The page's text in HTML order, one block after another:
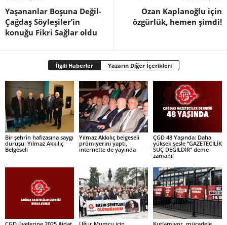
Yaşananlar Boşuna Değil-
Çağdaş Söyleşiler’in
konuğu Fikri Sağlar oldu
Ozan Kaplanoğlu için
özgürlük, hemen şimdi!
İlgili Haberler Yazarın Diğer İçerikleri
Bir şehrin hafızasına saygı
duruşu: Yılmaz Akkılıç
Belgeseli
Yılmaz Akkılıç belgeseli
prömiyerini yaptı,
internette de yayında
ÇGD 48 Yaşında: Daha
yüksek sesle “GAZETECİLİK
SUÇ DEĞİLDİR” deme
zamanı!